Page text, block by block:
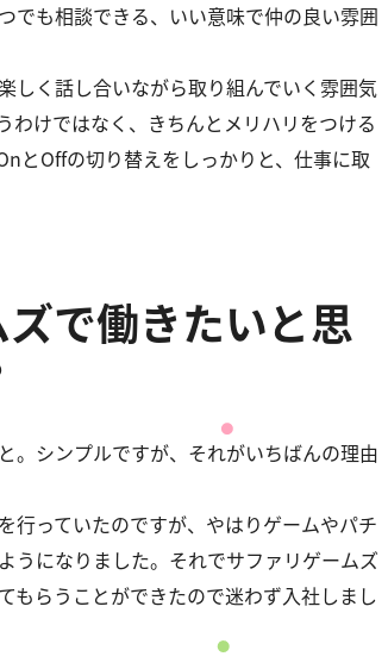
でも相談できる、いい意味で仲の良い雰囲
しく話し合いながら取り組んでいく雰囲気
わけではなく、きちんとメリハリをつける
とOffの切り替えをしっかりと、仕事に取
で働きたいと思
。シンプルですが、それがいちばんの理由
行っていたのですが、やはりゲームやパチ
うになりました。それでサファリゲームズ
もらうことができたので迷わず入社しまし